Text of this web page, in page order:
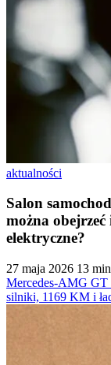
aktualności
Salon
można obejrzeć
elektryczne?
27 maja 2026 13
Mercedes-AMG GT
silniki, 1169 KM i